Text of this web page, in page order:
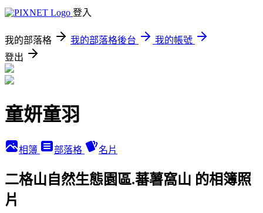
登入
我的部落格 我的部落格後台
我的帳號
登出
童妍童羽
相簿 部落格 名片
二格山自然生態園區.蕃薯窩山 的相簿照
片